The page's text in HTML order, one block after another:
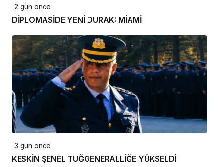
2 gün önce
DİPLOMASİDE YENİ DURAK: MİAMİ
3 gün önce
KESKİN ŞENEL TUĞGENERALLİĞE YÜKSELDİ